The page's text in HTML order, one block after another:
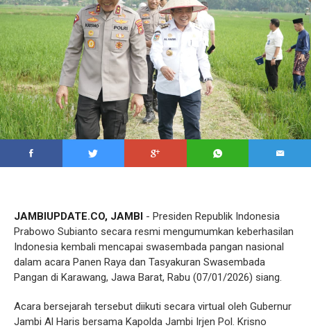
JAMBIUPDATE.CO, JAMBI - Presiden Republik Indonesia
Prabowo Subianto secara resmi mengumumkan keberhasilan
Indonesia kembali mencapai swasembada pangan nasional
dalam acara Panen Raya dan Tasyakuran Swasembada
Pangan di Karawang, Jawa Barat, Rabu (07/01/2026) siang.
Acara bersejarah tersebut diikuti secara virtual oleh Gubernur
Jambi Al Haris bersama Kapolda Jambi Irjen Pol. Krisno